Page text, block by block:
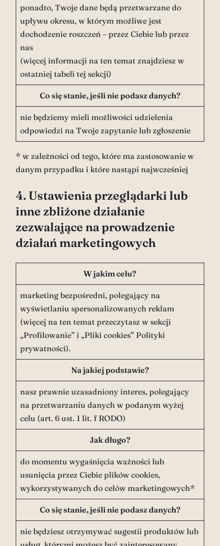
ponadto, Twoje dane będą przetwarzane do
upływu okresu, w którym możliwe jest
dochodzenie roszczeń – przez Ciebie lub przez
nas
(więcej informacji na ten temat znajdziesz w
ostatniej tabeli tej sekcji)
Co się stanie, jeśli nie podasz danych?
nie będziemy mieli możliwości udzielenia
odpowiedzi na Twoje zapytanie lub zgłoszenie
* w zależności od tego, które ma zastosowanie w
danym przypadku i które nastąpi najwcześniej
4. Ustawienia przeglądarki lub
inne zbliżone działanie
zezwalające na prowadzenie
działań marketingowych
W jakim celu?
marketing bezpośredni, polegający na
wyświetlaniu spersonalizowanych reklam
(więcej na ten temat przeczytasz w sekcji
„Profilowanie” i „Pliki cookies” Polityki
prywatności).
Na jakiej podstawie?
nasz prawnie uzasadniony interes, polegający
na przetwarzaniu danych w podanym wyżej
celu (art. 6 ust. 1 lit. f RODO)
Jak długo?
do momentu wygaśnięcia ważności lub
usunięcia przez Ciebie plików cookies,
wykorzystywanych do celów marketingowych*
Co się stanie, jeśli nie podasz danych?
nie będziesz otrzymywać sugestii produktów lub